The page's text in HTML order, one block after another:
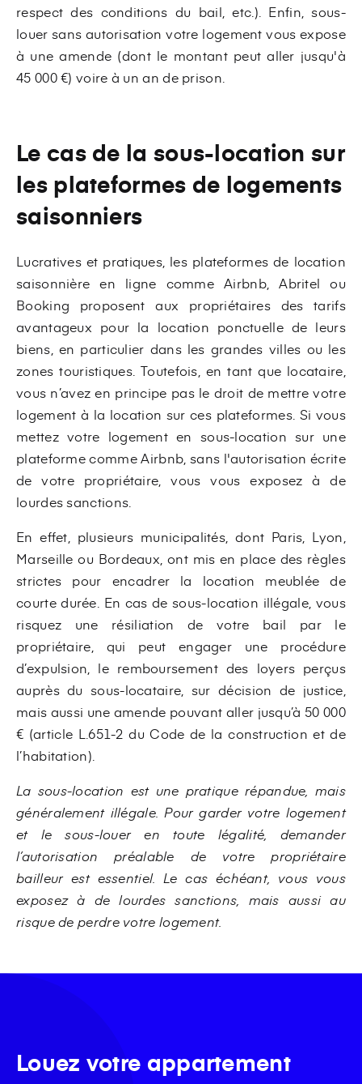
respect des conditions du bail, etc.). Enfin, sous-
louer sans autorisation votre logement vous expose
à une amende (dont le montant peut aller jusqu'à
45 000 €) voire à un an de prison.
Le cas de la sous-location sur
les plateformes de logements
saisonniers
Lucratives et pratiques, les plateformes de location
saisonnière en ligne comme Airbnb, Abritel ou
Booking proposent aux propriétaires des tarifs
avantageux pour la location ponctuelle de leurs
biens, en particulier dans les grandes villes ou les
zones touristiques. Toutefois, en tant que locataire,
vous n’avez en principe pas le droit de mettre votre
logement à la location sur ces plateformes. Si vous
mettez votre logement en sous-location sur une
plateforme comme Airbnb, sans l'autorisation écrite
de votre propriétaire, vous vous exposez à de
lourdes sanctions.
En effet, plusieurs municipalités, dont Paris, Lyon,
Marseille ou Bordeaux, ont mis en place des règles
strictes pour encadrer la location meublée de
courte durée. En cas de sous-location illégale, vous
risquez une résiliation de votre bail par le
propriétaire, qui peut engager une procédure
d’expulsion, le remboursement des loyers perçus
auprès du sous-locataire, sur décision de justice,
mais aussi une amende pouvant aller jusqu’à 50 000
€ (article L.651-2 du Code de la construction et de
l’habitation).
La sous-location est une pratique répandue, mais
généralement illégale. Pour garder votre logement
et le sous-louer en toute légalité, demander
l’autorisation préalable de votre propriétaire
bailleur est essentiel. Le cas échéant, vous vous
exposez à de lourdes sanctions, mais aussi au
risque de perdre votre logement.
Louez votre appartement